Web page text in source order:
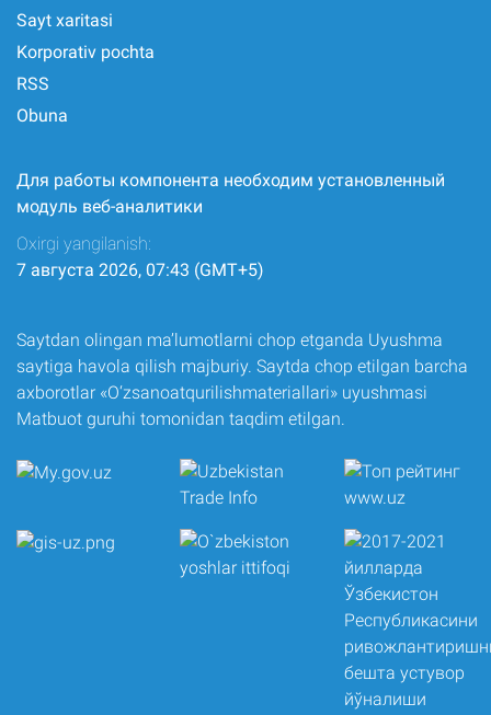
Sayt xaritasi
Korporativ pochta
RSS
Obuna
Для работы компонента необходим установленный
модуль веб-аналитики
Oxirgi yangilanish:
7 августа 2026, 07:43 (GMT+5)
Saytdan olingan ma’lumotlarni chop etganda Uyushma
saytiga havola qilish majburiy. Saytda chop etilgan barcha
axborotlar «O‘zsanoatqurilishmateriallari» uyushmasi
Matbuot guruhi tomonidan taqdim etilgan.